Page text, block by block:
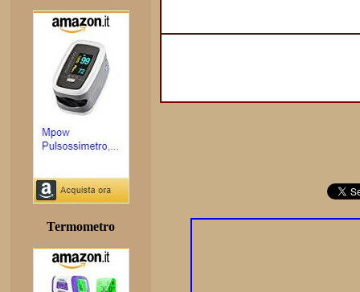
Termometro